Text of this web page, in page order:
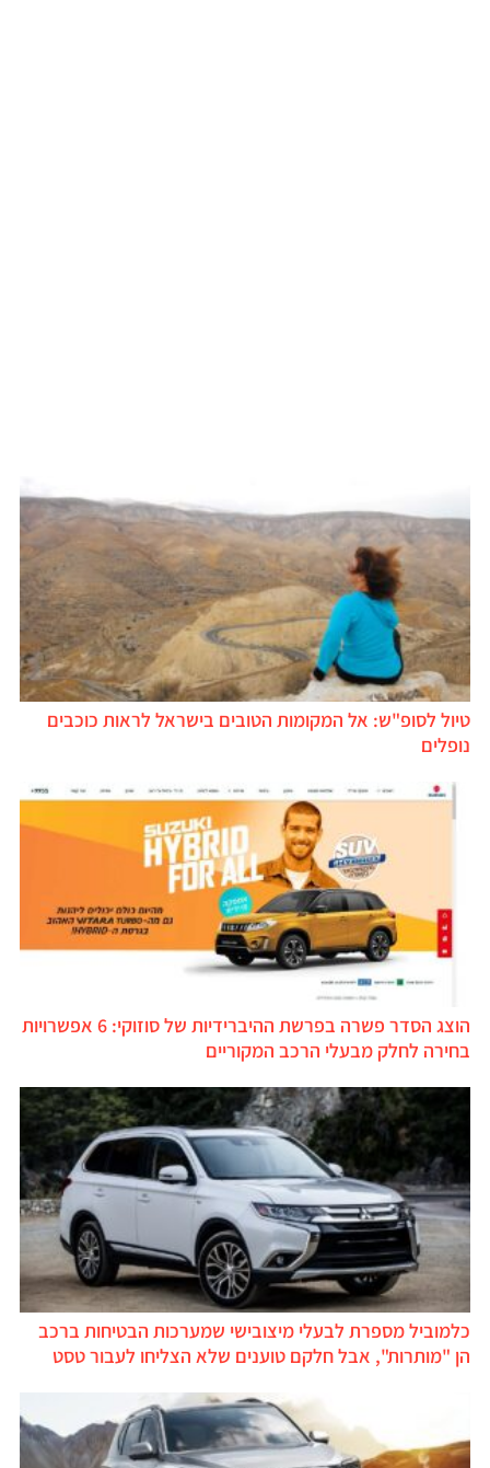
טיול לסופ"ש: אל המקומות הטובים בישראל לראות כוכבים
נופלים
הוצג הסדר פשרה בפרשת ההיברידיות של סוזוקי: 6 אפשרויות
בחירה לחלק מבעלי הרכב המקוריים
כלמוביל מספרת לבעלי מיצובישי שמערכות הבטיחות ברכב
הן "מותרות", אבל חלקם טוענים שלא הצליחו לעבור טסט